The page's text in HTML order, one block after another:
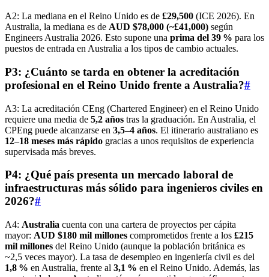
A2: La mediana en el Reino Unido es de £29,500 (ICE 2026). En
Australia, la mediana es de AUD $78,000 (~£41,000) según
Engineers Australia 2026. Esto supone una prima del 39 % para los
puestos de entrada en Australia a los tipos de cambio actuales.
P3: ¿Cuánto se tarda en obtener la acreditación
profesional en el Reino Unido frente a Australia?#
A3: La acreditación CEng (Chartered Engineer) en el Reino Unido
requiere una media de 5,2 años tras la graduación. En Australia, el
CPEng puede alcanzarse en 3,5–4 años. El itinerario australiano es
12–18 meses más rápido gracias a unos requisitos de experiencia
supervisada más breves.
P4: ¿Qué país presenta un mercado laboral de
infraestructuras más sólido para ingenieros civiles en
2026?#
A4: Australia cuenta con una cartera de proyectos per cápita
mayor: AUD $180 mil millones comprometidos frente a los £215
mil millones del Reino Unido (aunque la población británica es
~2,5 veces mayor). La tasa de desempleo en ingeniería civil es del
1,8 % en Australia, frente al 3,1 % en el Reino Unido. Además, las